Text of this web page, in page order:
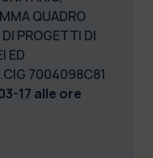
QUADRO
PROGETTI DI
ED
7004098C81
17 alle ore